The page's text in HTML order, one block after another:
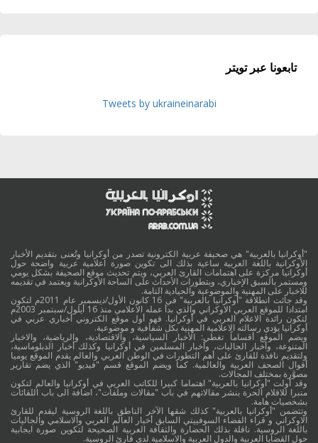
تابعونا عبر تويتر
Tweets by ukraineinarabi
"أوكرانيا بالعربية" هي صحيفة عربية الكترونية تصدر من أوكرانيا وتُعنى بتقديم الأخبار
الأوكرانية باللغة العربية ساعية بذلك الى تكوين صورة اعلامية عربية واضحة حول
أوكرانيا مركزة على اهتمامات القارئ العربي، ويتم تحديث موقع الصحيفة بشكل يومي
ومستمر بالسبق الإخباري، وبتطورات الأحداث على الساحة الأوكرانية ويعتمد في تقديمه
للاخبار على المهنية والموضوعية والحيادية التامة.
وقد جائت انطلاقة "أوكرانيا بالعربية" في 16 كانون الأول/ديسمبر عام 2011م لتكون
امتدادا للموقع العربي الاوكراني والذي بدأ عمله الاعلامي منذ 16 أيلول/سبتمبر 2003م
لتكون رائدة الاعلام العربي في أوكرانيا. فهو أول موقع الكتروني أخباري عربي في
أوكرانيا يؤدي رسالته الاعلامية المهنية بكل شفافية و موضوعية.
ويضم الموقع أقساماً تغطي: الأخبار السياسية، والاقتصادية، والرياضية، والاخبار
المتنوعة، وأخبار الجاليات، وأخبار المسلمين في أوكرانيا وكذلك أخبار الدبلوماسية،
ولتقديم نافذة للقارئ على أهم التطورات في الوطن العربي والعالم يقدم الموقع يوميا
أقوال الصحف العربية والعالمية. كما ويضم الموقع قسم "فيديو" الذي يضم تقارير
مصوَّرة بمختلف المجالات.
وقد أولت "أوكرانيا بالعربية" اهتماما كبيرا للكاتب العربي في أوكرانيا والعالم لتكون
منبرا للاقلام الحرة بنشر مقالاتهم في باب "مقالات وملفات"، اضافة الى باب اللقائات
بشخصيات هامة.
وتتضمن "أوكرانيا بالعربية" كذلك شقها الآخر الناطق باللغة الروسية ليقدم للقارئ
الاوكراني و قراء الفضاء السوفييتي السابق أخبار العالم العربي والاسلامي والجاليات
باللغة الروسية. ناقلة بذلك الحضارة والثقافة العربية الصحيحة لتكوين صورة ايجابية
حول القضايا العربية والدول العربية والاسلامية لدى قارئ الروسية.